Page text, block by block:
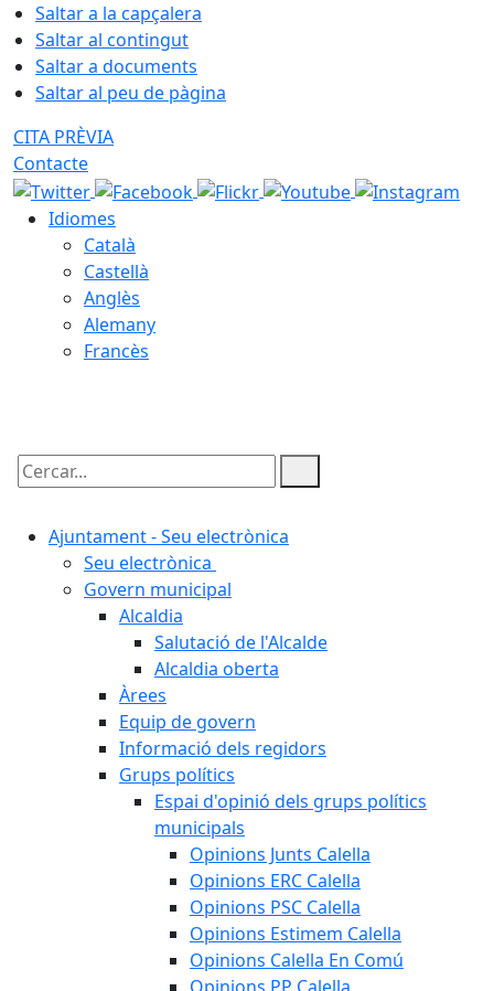
Saltar a la capçalera
Saltar al contingut
Saltar a documents
Saltar al peu de pàgina
CITA PRÈVIA
Contacte
Idiomes
Català
Castellà
Anglès
Alemany
Francès
Cercar:
Ajuntament - Seu electrònica
Seu electrònica
Govern municipal
Alcaldia
Salutació de l'Alcalde
Alcaldia oberta
Àrees
Equip de govern
Informació dels regidors
Grups polítics
Espai d'opinió dels grups polítics
municipals
Opinions Junts Calella
Opinions ERC Calella
Opinions PSC Calella
Opinions Estimem Calella
Opinions Calella En Comú